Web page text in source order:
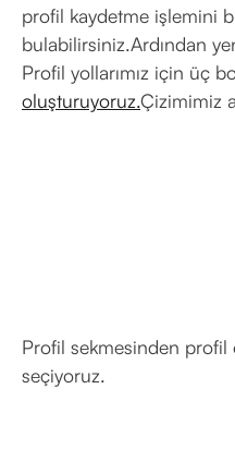
profil kaydetme işlemini
bulabilirsiniz.Ardından
Profil yollarımız için üç
oluşturuyoruz.Çizimimiz
Profil sekmesinden
seçiyoruz.